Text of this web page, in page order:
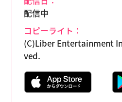
配信中
コピーライト：
(C)Liber Entertainment
ved.